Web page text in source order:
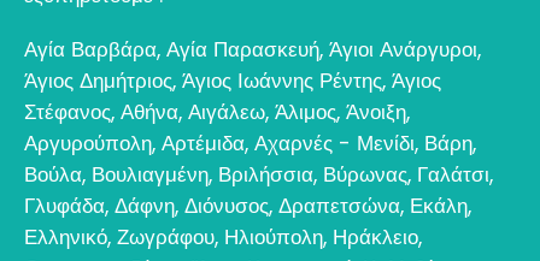
Αγία Βαρβάρα, Αγία Παρασκευή, Άγιοι Ανάργυροι,
Άγιος Δημήτριος, Άγιος Ιωάννης Ρέντης, Άγιος
Στέφανος, Αθήνα, Αιγάλεω, Άλιμος, Άνοιξη,
Αργυρούπολη, Αρτέμιδα, Αχαρνές - Μενίδι, Βάρη,
Βούλα, Βουλιαγμένη, Βριλήσσια, Βύρωνας, Γαλάτσι,
Γλυφάδα, Δάφνη, Διόνυσος, Δραπετσώνα, Εκάλη,
Ελληνικό, Ζωγράφου, Ηλιούπολη, Ηράκλειο,